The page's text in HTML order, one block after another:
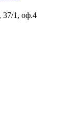
37/1, оф.4